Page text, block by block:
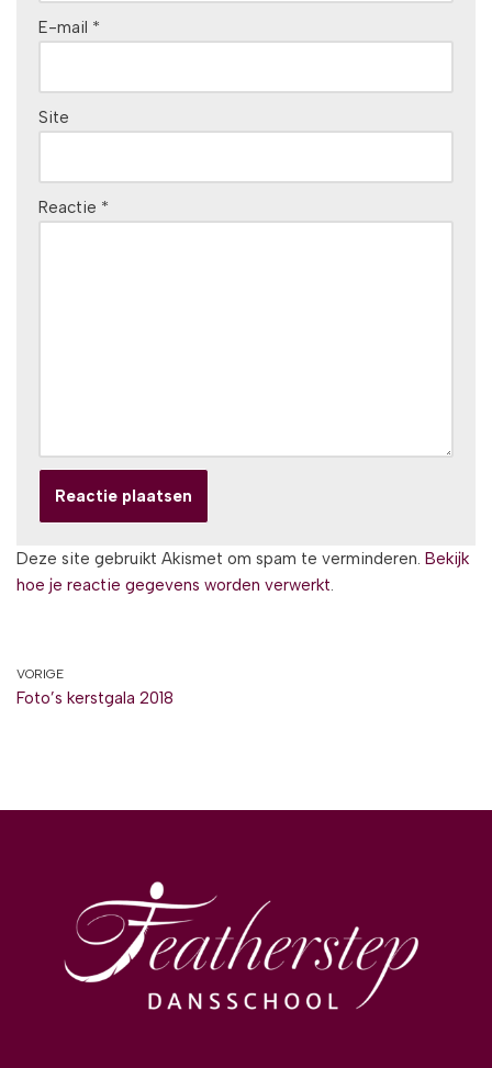
E-mail *
Site
Reactie *
Deze site gebruikt Akismet om spam te verminderen. Bekijk
hoe je reactie gegevens worden verwerkt.
VORIGE
Foto’s kerstgala 2018